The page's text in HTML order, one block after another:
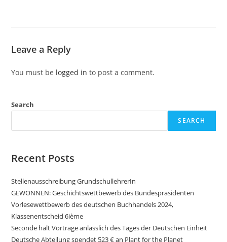
Leave a Reply
You must be logged in to post a comment.
Search
SEARCH
Recent Posts
Stellenausschreibung GrundschullehrerIn
GEWONNEN: Geschichtswettbewerb des Bundespräsidenten
Vorlesewettbewerb des deutschen Buchhandels 2024,
Klassenentscheid 6ième
Seconde hält Vorträge anlässlich des Tages der Deutschen Einheit
Deutsche Abteilung spendet 523 € an Plant for the Planet